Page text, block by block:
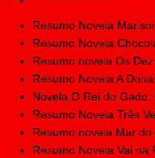
Resumo Novela
Resumo Novela
Resumo novela Os
Resumo Novela A
Novela O Rei do Gado:
Resumo Novela Três
Resumo novela Mar do
Resumo Novela Vai na